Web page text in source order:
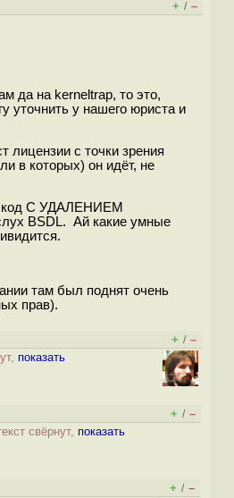
+ / –
да на kerneltrap, то это,
уточнить у нашего юриста и
лицензии с точки зрения
в которых) он идёт, не
код С УДАЛЕНИЕМ
BSDL. Ай какие умные
там был поднят очень
прав).
+ / –
показать
+ / –
свёрнут, показать
+ / –